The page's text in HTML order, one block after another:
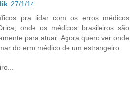
27/1/14
pra lidar com os erros médicos
onde os médicos brasileiros são
para atuar. Agora quero ver onde
do erro médico de um estrangeiro.